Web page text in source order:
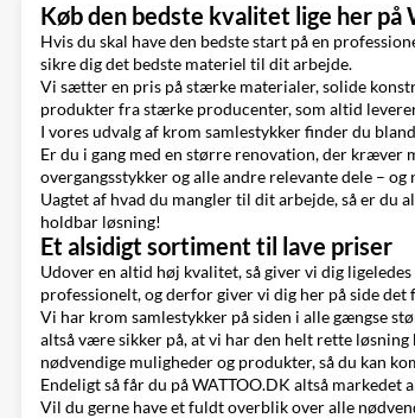
Køb den bedste kvalitet lige her på
Hvis du skal have den bedste start på en
sikre dig det bedste materiel til dit arbejde.
Vi sætter en pris på stærke materialer, solide
produkter fra stærke producenter, som altid
I vores udvalg af krom samlestykker finder du
Er du i gang med en større renovation, der kræver
overgangsstykkerog alle andre relevante dele –
Uagtet af hvad du mangler til dit arbejde, så er du
holdbar løsning!
Et alsidigt sortiment til lave priser
Udover en altid høj kvalitet, så giver vi dig
professionelt, og derfor giver vi dig her på side
Vi har krom samlestykker på siden i alle gængse
altså være sikker på, at vi har den helt rette
nødvendige muligheder og produkter, så du kan
Endeligt så får du på WATTOO.DK altså
Vil du gerne have et fuldt overblik over alle